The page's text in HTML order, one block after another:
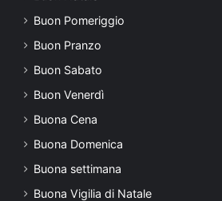
Buon Pomeriggio
Buon Pranzo
Buon Sabato
Buon Venerdì
Buona Cena
Buona Domenica
Buona settimana
Buona Vigilia di Natale